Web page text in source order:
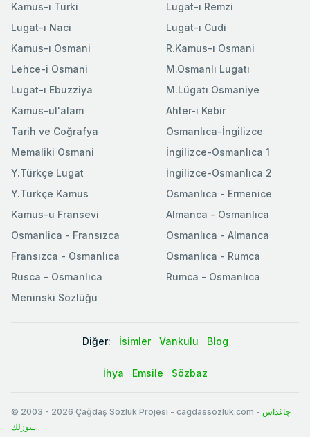
Kamus-ı Türki
Lugat-ı Naci
Kamus-ı Osmani
Lehce-i Osmani
Lugat-ı Ebuzziya
Lugat-ı Remzi
Lugat-ı Cudi
R.Kamus-ı Osmani
M.Osmanlı Lugatı
M.Lügatı Osmaniye
Kamus-ul'alam
Tarih ve Coğrafya
Memaliki Osmani
Y.Türkçe Lugat
Y.Türkçe Kamus
Ahter-i Kebir
Osmanlıca-İngilizce
İngilizce-Osmanlıca 1
İngilizce-Osmanlıca 2
Osmanlıca - Ermenice
Kamus-u Fransevi
Osmanlica - Fransızca
Fransızca - Osmanlıca
Rusca - Osmanlıca
Meninski Sözlüğü
Almanca - Osmanlıca
Osmanlıca - Almanca
Osmanlıca - Rumca
Rumca - Osmanlıca
Diğer: İsimler Vankulu Blog
İhya Emsile Sözbaz
© 2003 - 2026 Çağdaş Sözlük Projesi - cagdassozluk.com - چاغداش
سوزلك .